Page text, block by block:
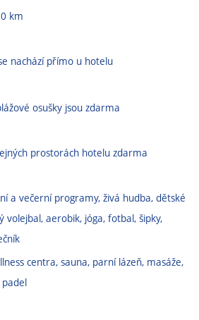
km
nachází přímo u hotelu
osušky jsou zdarma
prostorách hotelu zdarma
a večerní programy, živá hudba, dětské
volejbal, aerobik, jóga, fotbal, šipky,
centra, sauna, parní lázeň, masáže,